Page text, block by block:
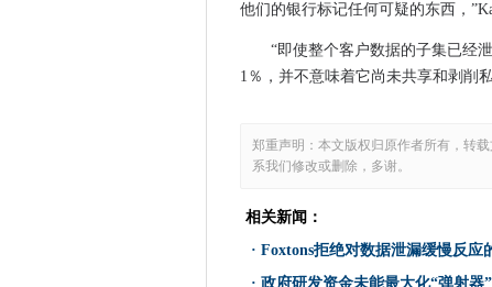
IR35改革：谁补偿雇主的倪谁
偏远工人为家庭宽带战斗
NHS共享商务服务推出1亿英镑
腾讯云打开印度尼西亚数据中心
RDP，SSH通过遥控工作揭露
酿酒师摩尔森凉鞋瞄准网络攻
在2021年的第一个补丁中的关
他们的银行标记任何可疑的东西，
“即使整个客户数据的子集已经
1％，并不意味着它尚未共享和剥削
郑重声明：本文版权归原作者所有，转
系我们修改或删除，多谢。
相关新闻：
· Foxtons拒绝对数据泄漏缓慢反应
· 政府研发资金未能最大化“弹射器